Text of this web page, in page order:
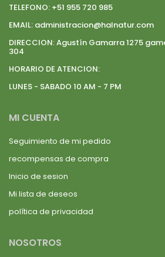
TELEFONO: +51 955 720 985
EMAIL: administracion@halnatur.com
DIRECCION:Agustín Gamarra 1275
304
HORARIO DE ATENCION:
LUNES - SABADO 10 AM - 7 PM
MI CUENTA
Seguimiento de mi pedido
recompensas de compra
Inicio de sesion
Mi lista de deseos
política de privacidad
NOSOTROS